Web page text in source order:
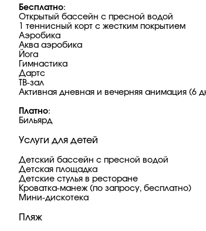
Бесплатно:
Открытый бассейн с пресной водой
1 теннисный корт с жестким покрытием
Аэробика
Аква аэробика
Йога
Гимнастика
Дартс
ТВ-зал
Активная дневная и вечерняя анимация (6
Платно:
Бильярд
Услуги для детей
Детский бассейн с пресной водой
Детская площадка
Детские стулья в ресторане
Кроватка-манеж (по запросу, бесплатно)
Мини-дискотека
Пляж